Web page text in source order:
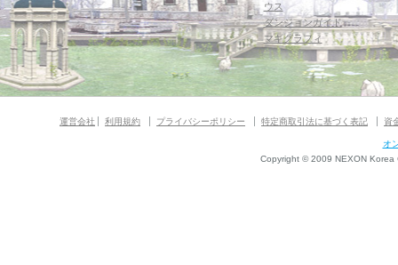
ウス
ダンジョンガイド
マギグラフィ
運営会社 利用規約 プライバシーポリシー 特定商取引法に基づく表記 資
オ
Copyright © 2009 NEXON Korea